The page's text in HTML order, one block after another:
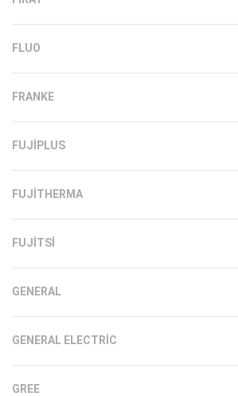
FLUO
FRANKE
FUJIPLUS
FUJITHERMA
FUJITSI
GENERAL
GENERAL ELECTRIC
GREE